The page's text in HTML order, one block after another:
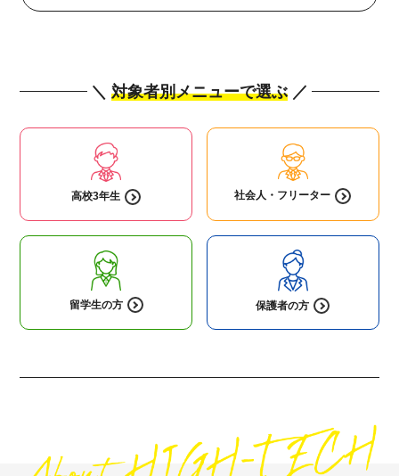
＼ 対象者別メニューで選ぶ ／
高校3年生 社会人・ フリーター
留学生の方 保護者の方
高校3年生にオススメのコンテンツ
社会人・フリーターの方にオススメの コンテンツ
高校1・2年生にオススメの コンテンツ
保護者の方にオススメの コンテンツ